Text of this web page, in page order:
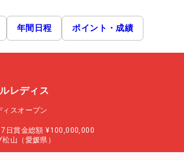
年間日程 ポイント・成績
レディス
スオープン
日賞金総額 ¥100,000,000
山（愛媛県）